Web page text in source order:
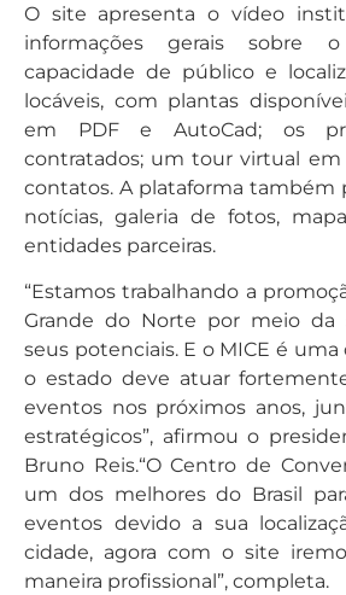
O site apresenta o vídeo
informações gerais sobre
capacidade de público e
locáveis, com plantas
em PDF e AutoCad; os
contratados; um tour virtual em
contatos. A plataforma também
notícias, galeria de fotos,
entidades parceiras.
“Estamos trabalhando a
Grande do Norte por meio da
seus potenciais. E o MICE é
o estado deve atuar
eventos nos próximos anos,
estratégicos”, afirmou o
Bruno Reis.“O Centro de
um dos melhores do Brasil
eventos devido a sua
cidade, agora com o site
maneira profissional”, completa.